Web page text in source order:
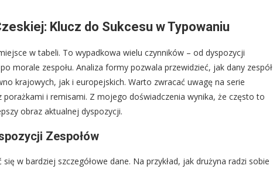
Klucz do Sukcesu w Typowaniu
w tabeli. To wypadkowa wielu czynników – od dyspozycji
morale zespołu. Analiza formy pozwala przewidzieć, jak dany zespół
krajowych, jak i europejskich. Warto zwracać uwagę na serie
i remisami. Z mojego doświadczenia wynika, że często to
obraz aktualnej dyspozycji.
Zespołów
w bardziej szczegółowe dane. Na przykład, jak drużyna radzi sobie